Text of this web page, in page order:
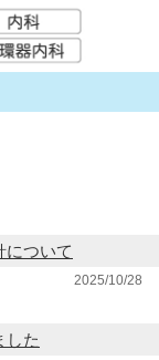
について
2025/10/28
した